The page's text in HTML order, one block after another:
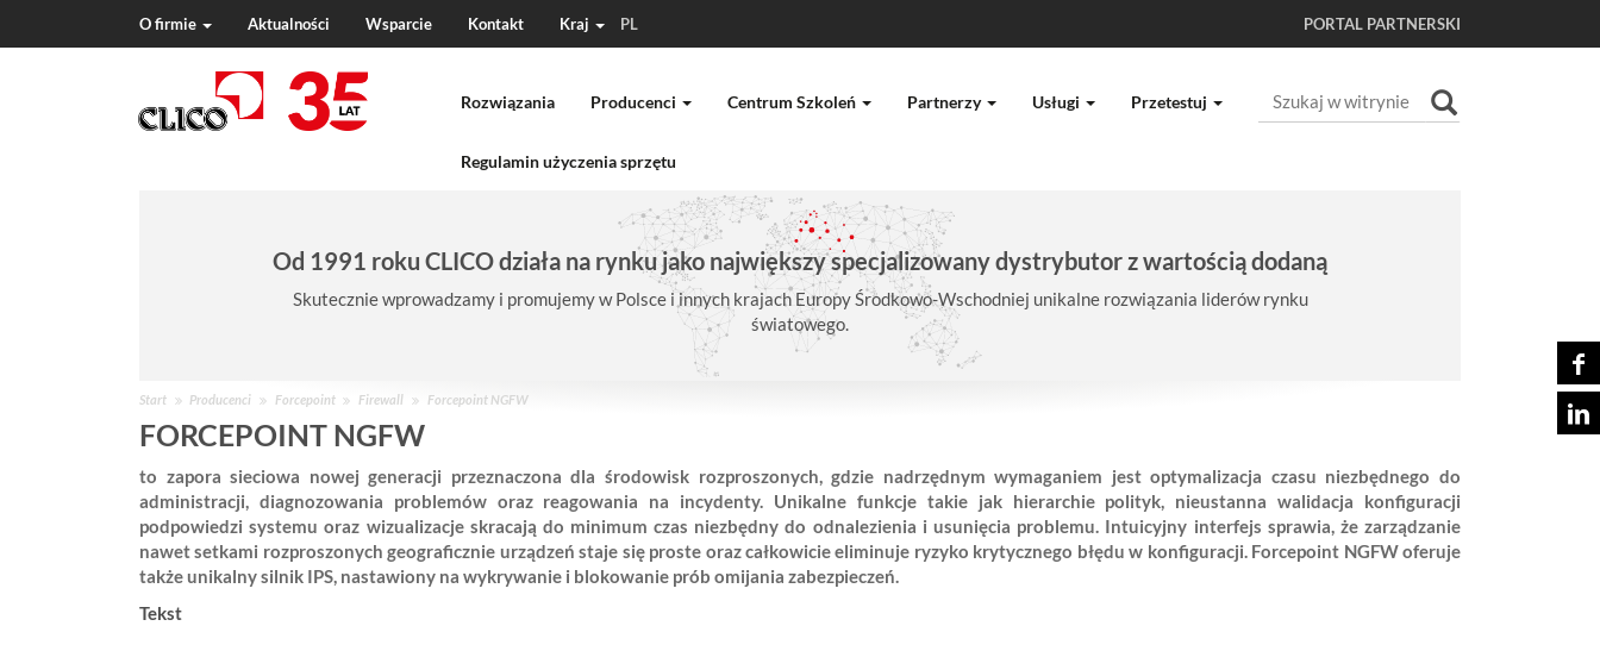
O firmie Aktualności Wsparcie Kontakt Kraj PL PORTAL PARTNERSKI
Rozwiązania Producenci Centrum Szkoleń Partnerzy Usługi Przetestuj
Regulamin użyczenia sprzętu
Szukaj
Od 1991 roku CLICO działa na rynku jako największy specjalizowany dystrybutor z wartością dodaną
Skutecznie wprowadzamy i promujemy w Polsce i innych krajach Europy Środkowo-Wschodniej unikalne rozwiązania liderów rynku
światowego.
J
e
s
t
e
ś
w
:
Start Producenci Forcepoint Firewall Forcepoint NGFW
FORCEPOINT NGFW
to zapora sieciowa nowej generacji przeznaczona dla środowisk rozproszonych, gdzie nadrzędnym wymaganiem jest optymalizacja czasu niezbędnego do
administracji, diagnozowania problemów oraz reagowania na incydenty. Unikalne funkcje takie jak hierarchie polityk, nieustanna walidacja konfiguracji
podpowiedzi systemu oraz wizualizacje skracają do minimum czas niezbędny do odnalezienia i usunięcia problemu. Intuicyjny interfejs sprawia, że zarządzanie
nawet setkami rozproszonych geograficznie urządzeń staje się proste oraz całkowicie eliminuje ryzyko krytycznego błędu w konfiguracji. Forcepoint NGFW oferuje
także unikalny silnik IPS, nastawiony na wykrywanie i blokowanie prób omijania zabezpieczeń.
Tekst